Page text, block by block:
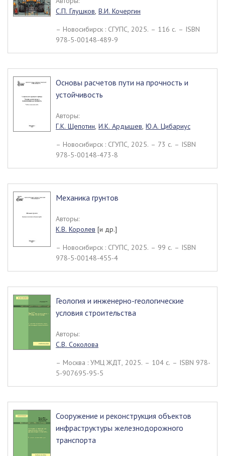
С.П. Глушков, В.И. Кочергин
– Новосибирск : СГУПС, 2025. – 116 c. – ISBN
978-5-00148-489-9
Основы расчетов пути на прочность и
устойчивость
Авторы:
Г.К. Щепотин, И.К. Ардышев, Ю.А. Цибариус
– Новосибирск : СГУПС, 2025. – 73 c. – ISBN
978-5-00148-473-8
Механика грунтов
Авторы:
К.В. Королев [и др.]
– Новосибирск : СГУПС, 2025. – 99 c. – ISBN
978-5-00148-455-4
Геология и инженерно-геологические
условия строительства
Авторы:
С.В. Соколова
– Москва : УМЦ ЖДТ, 2025. – 104 c. – ISBN 978-
5-907695-95-5
Сооружение и реконструкция объектов
инфраструктуры железнодорожного
транспорта